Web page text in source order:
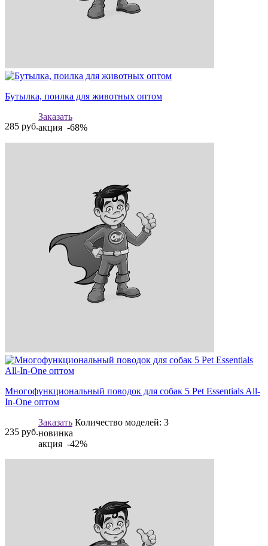
Бутылка, поилка для животных оптом
285 руб.
Заказать
акция -68%
Многофункциональный поводок для собак 5 Pet Essentials All-
In-One оптом
235 руб.
Заказать Количество моделей: 3
новинка
акция -42%